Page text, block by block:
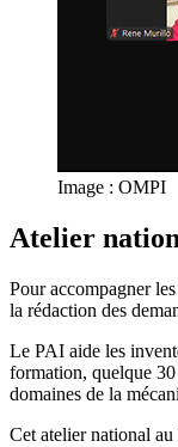
Image : OMPI
Atelier
Pour accompagner
la rédaction des
Le PAI aide les
formation, quelque
domaines de la
Cet atelier national au